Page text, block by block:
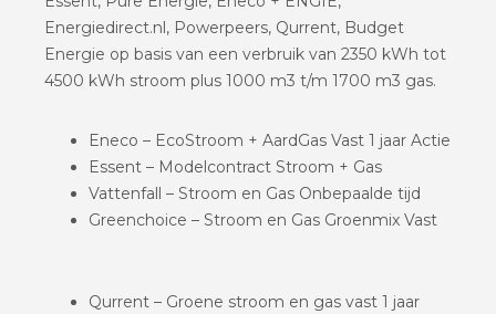
Energiedirect.nl, Powerpeers, Qurrent, Budget
Energie op basis van een verbruik van 2350 kWh tot
4500 kWh stroom plus 1000 m3 t/m 1700 m3 gas.
Eneco – EcoStroom + AardGas Vast 1 jaar Actie
Essent – Modelcontract Stroom + Gas
Vattenfall – Stroom en Gas Onbepaalde tijd
Greenchoice – Stroom en Gas Groenmix Vast
Qurrent – Groene stroom en gas vast 1 jaar